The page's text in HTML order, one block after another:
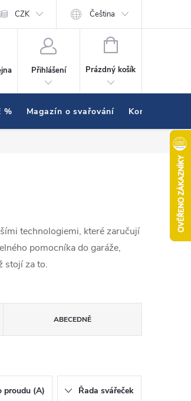
Hodnocení obchodu
CZK Čeština
Přihlášení
NÁKUPNÍ KOŠÍK
Prázdný košík
% Magazín o svařování Kontakty
technologiemi, které zaručují
pomocníka do garáže,
stojí za to.
ABECEDNĚ
proudu (A) Řada svářeček